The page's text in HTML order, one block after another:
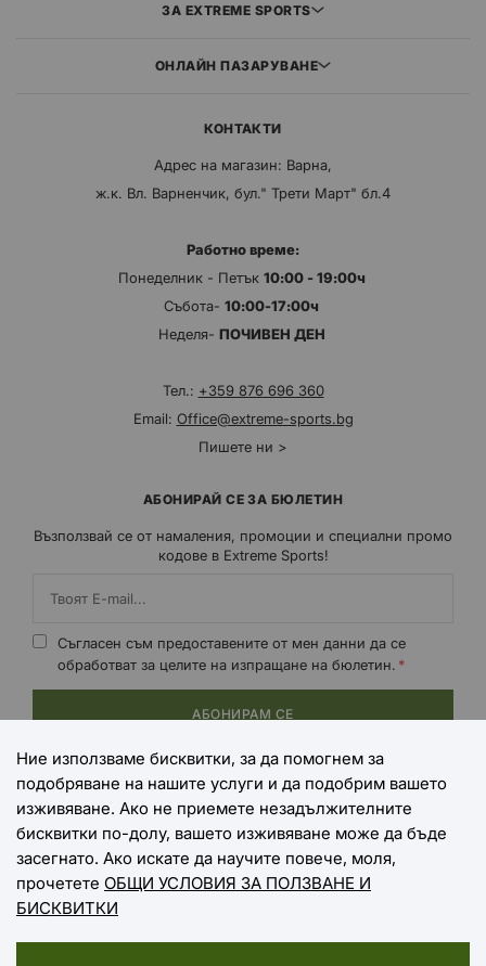
ЗА EXTREME SPORTS
ОНЛАЙН ПАЗАРУВАНЕ
КОНТАКТИ
Адрес на магазин: Варна,
ж.к. Вл. Варненчик, бул." Трети Март" бл.4
Работно време:
Понеделник - Петък 10:00 - 19:00ч
Събота- 10:00-17:00ч
Неделя- ПОЧИВЕН ДЕН
Тел.: +359 876 696 360
Email: Office@extreme-sports.bg
Пишете ни >
АБОНИРАЙ СЕ ЗА БЮЛЕТИН
Възползвай се от намаления, промоции и специални промо
кодове в Extreme Sports!
Съгласен съм предоставените от мен данни да се
обработват за целите на изпращане на бюлетин.
АБОНИРАМ СЕ
НАЧИНИ НА ПЛАЩАНЕ
НАЧИНИ НА ДОСТАВКА
Ние използваме бисквитки, за да помогнем за
подобряване на нашите услуги и да подобрим вашето
изживяване. Ако не приемете незадължителните
бисквитки по-долу, вашето изживяване може да бъде
засегнато. Ако искате да научите повече, моля,
прочетете ОБЩИ УСЛОВИЯ ЗА ПОЛЗВАНЕ И
БИСКВИТКИ